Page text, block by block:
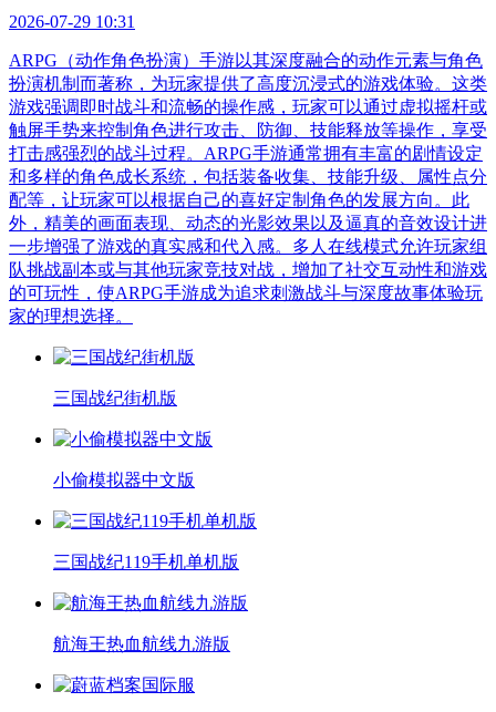
2026-07-29 10:31
ARPG（动作角色扮演）手游以其深度融合的动作元素与角色
扮演机制而著称，为玩家提供了高度沉浸式的游戏体验。这类
游戏强调即时战斗和流畅的操作感，玩家可以通过虚拟摇杆或
触屏手势来控制角色进行攻击、防御、技能释放等操作，享受
打击感强烈的战斗过程。ARPG手游通常拥有丰富的剧情设定
和多样的角色成长系统，包括装备收集、技能升级、属性点分
配等，让玩家可以根据自己的喜好定制角色的发展方向。此
外，精美的画面表现、动态的光影效果以及逼真的音效设计进
一步增强了游戏的真实感和代入感。多人在线模式允许玩家组
队挑战副本或与其他玩家竞技对战，增加了社交互动性和游戏
的可玩性，使ARPG手游成为追求刺激战斗与深度故事体验玩
家的理想选择。
三国战纪街机版
小偷模拟器中文版
三国战纪119手机单机版
航海王热血航线九游版